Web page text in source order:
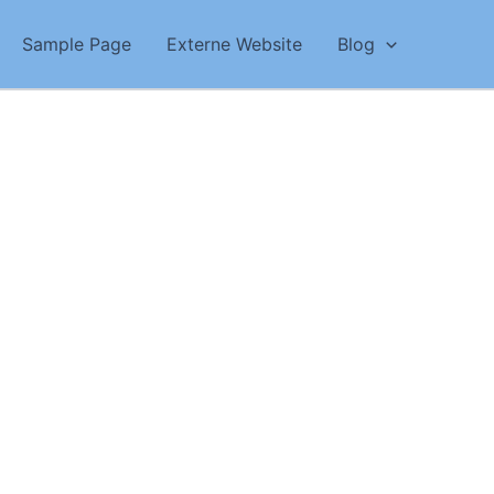
Sample Page Externe Website Blog